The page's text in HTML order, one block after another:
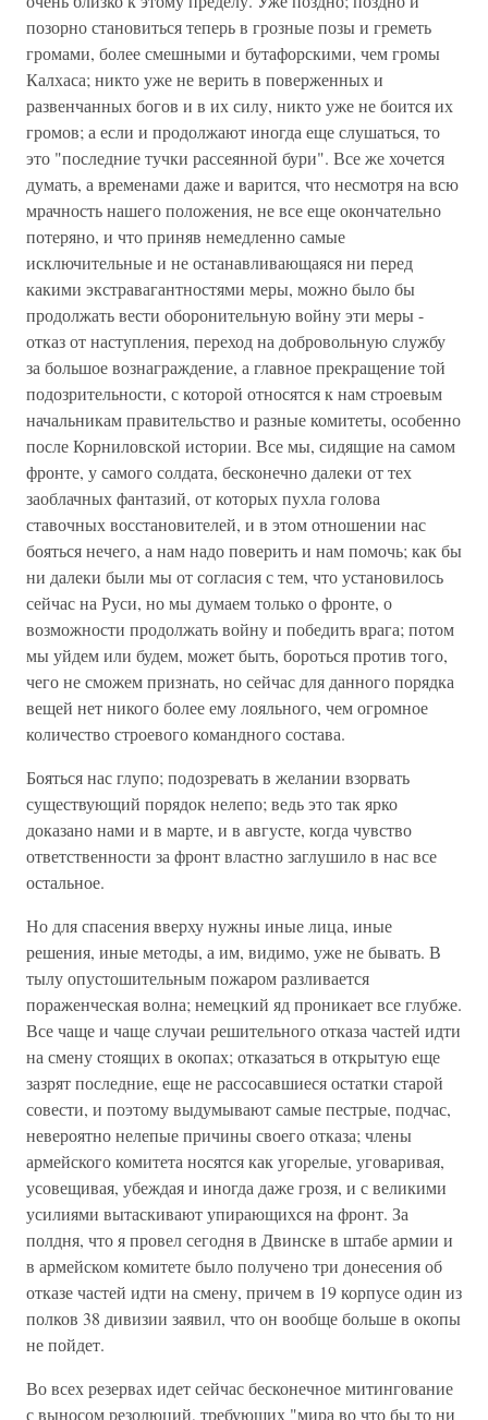
позорно становиться теперь в грозные позы и греметь
громами, более смешными и бутафорскими, чем громы
Калхаса; никто уже не верить в поверженных и
развенчанных богов и в их силу, никто уже не боится их
громов; а если и продолжают иногда еще слушаться, то
это "последние тучки рассеянной бури". Все же хочется
думать, а временами даже и варится, что несмотря на всю
мрачность нашего положения, не все еще окончательно
потеряно, и что приняв немедленно самые
исключительные и не останавливающаяся ни перед
какими экстравагантностями меры, можно было бы
продолжать вести оборонительную войну эти меры -
отказ от наступления, переход на добровольную службу
за большое вознаграждение, а главное прекращение той
подозрительности, с которой относятся к нам строевым
начальникам правительство и разные комитеты, особенно
после Корниловской истории. Все мы, сидящие на самом
фронте, у самого солдата, бесконечно далеки от тех
заоблачных фантазий, от которых пухла голова
ставочных восстановителей, и в этом отношении нас
бояться нечего, а нам надо поверить и нам помочь; как бы
ни далеки были мы от согласия с тем, что установилось
сейчас на Руси, но мы думаем только о фронте, о
возможности продолжать войну и победить врага; потом
мы уйдем или будем, может быть, бороться против того,
чего не сможем признать, но сейчас для данного порядка
вещей нет никого более ему лояльного, чем огромное
количество строевого командного состава.
Бояться нас глупо; подозревать в желании взорвать
существующий порядок нелепо; ведь это так ярко
доказано нами и в марте, и в августе, когда чувство
ответственности за фронт властно заглушило в нас все
остальное.
Но для спасения вверху нужны иные лица, иные
решения, иные методы, а им, видимо, уже не бывать. В
тылу опустошительным пожаром разливается
пораженческая волна; немецкий яд проникает все глубже.
Все чаще и чаще случаи решительного отказа частей идти
на смену стоящих в окопах; отказаться в открытую еще
зазрят последние, еще не рассосавшиеся остатки старой
совести, и поэтому выдумывают самые пестрые, подчас,
невероятно нелепые причины своего отказа; члены
армейского комитета носятся как угорелые, уговаривая,
усовещивая, убеждая и иногда даже грозя, и с великими
усилиями вытаскивают упирающихся на фронт. За
полдня, что я провел сегодня в Двинске в штабе армии и
в армейском комитете было получено три донесения об
отказе частей идти на смену, причем в 19 корпусе один из
полков 38 дивизии заявил, что он вообще больше в окопы
не пойдет.
Во всех резервах идет сейчас бесконечное митингование
с выносом резолюций, требующих "мира во что бы то ни